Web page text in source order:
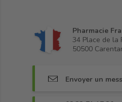
Pharmacie
34 Place de la
50500
Envoyer un